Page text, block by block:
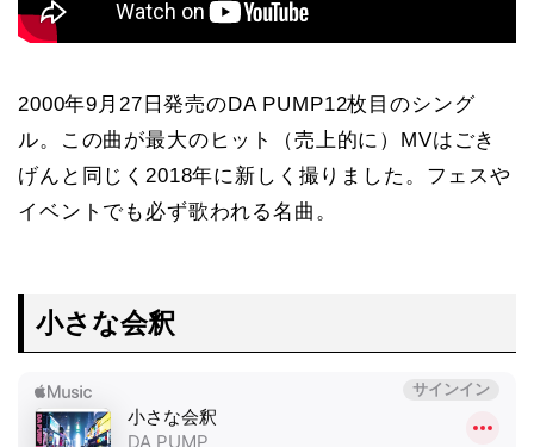
2000年9月27日発売のDA PUMP12枚目のシング
ル。この曲が最大のヒット（売上的に）MVはごき
げんと同じく2018年に新しく撮りました。フェスや
イベントでも必ず歌われる名曲。
小さな会釈